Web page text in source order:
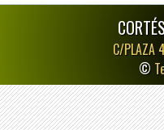
C/PLAZA
©